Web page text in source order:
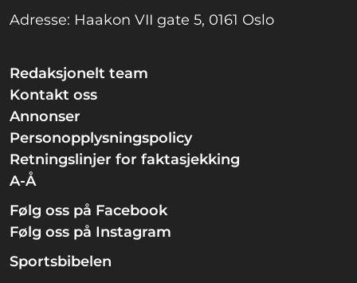
Adresse: Haakon VII gate 5, 0161 Oslo
Redaksjonelt team
Kontakt oss
Annonser
Personopplysningspolicy
Retningslinjer for faktasjekking
A-Å
Følg oss på Facebook
Følg oss på Instagram
Sportsbibelen